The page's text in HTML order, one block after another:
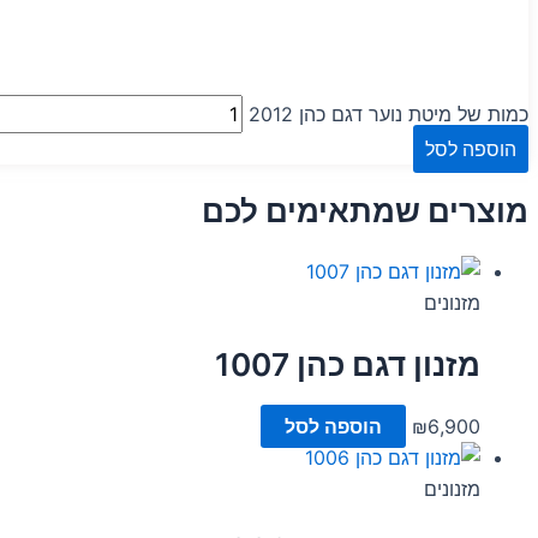
כמות של מיטת נוער דגם כהן 2012
הוספה לסל
מוצרים שמתאימים לכם
מזנונים
מזנון דגם כהן 1007
₪6,900 הוספה לסל
מזנונים